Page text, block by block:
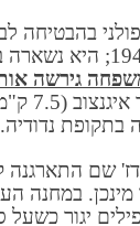
פולני
גירשה
לימדה את
בתקופת נדודיה.
שם התארגנה
במחנה